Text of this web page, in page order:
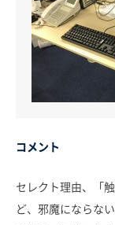
コメント
セレクト理由、「
ど、邪魔にならな